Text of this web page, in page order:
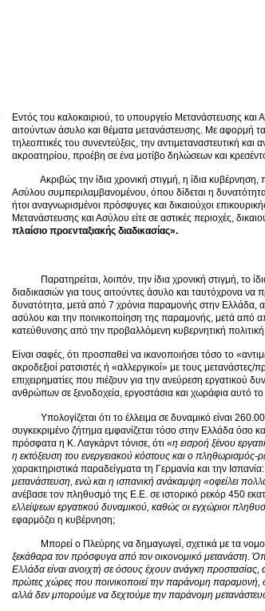
Εντός του καλοκαιριού, το υπουργείο Μετανάστευσης και
αιτούντων άσυλο και θέματα μετανάστευσης. Με αφορμή
τηλεοπτικές του συνεντεύξεις, την αντιμεταναστευτική
ακροατηρίου, προέβη σε ένα μοτίβο δηλώσεων και
Ακριβώς την ίδια χρονική στιγμή, η ίδια κυβέρνηση,
Ασύλου συμπεριλαμβανομένου, όπου δίδεται η
ήτοι αναγνωρισμένοι πρόσφυγες και δικαιούχοι
Μετανάστευσης και Ασύλου είτε σε αστικές περιοχές,
πλαίσιο προενταξιακής διαδικασίας».
Παρατηρείται, λοιπόν, την ίδια χρονική στιγμή, το
διαδικασιών για τους αιτούντες άσυλο και ταυτόχρονα
δυνατότητα, μετά από 7 χρόνια παραμονής στην Ελλάδα,
ασύλου και την ποινικοποίηση της παραμονής, μετά από
κατεύθυνσης από την προβαλλόμενη κυβερνητική πολιτική.
Είναι σαφές, ότι προσπαθεί να ικανοποιήσει τόσο το
ακροδεξιοί ρατσιστές ή «αλλεργικοί» με τους
επιχειρηματίες που πιέζουν για την ανεύρεση
ανθρώπων σε ξενοδοχεία, εργοστάσια και χωράφια αυτό το
Υπολογίζεται ότι το έλλειμα σε δυναμικό είναι
συγκεκριμένο ζήτημα εμφανίζεται τόσο στην Ελλάδα
πρόσφατα η Κ. Λαγκάρντ τόνισε, ότι «η εισροή ξένου
η εκτόξευση του ενεργειακού κόστους και ο πληθωρισμός-
χαρακτηριστικά παραδείγματα τη Γερμανία και την Ισπανία:
μετανάστευση, ενώ και η ισπανική ανάκαμψη «οφείλει
ανέβασε τον πληθυσμό της Ε.Ε. σε ιστορικό ρεκόρ 450
ελλείψεων εργατικού δυναμικού, καθώς οι εγχώριοι
εφαρμόζει η κυβέρνηση;
Μπορεί ο Πλεύρης να δημαγωγεί, σχετικά με τα
ξεκάθαρα τον πρόσφυγα από τον οικονομικό μετανάστη.
Ελλάδα είναι ανοιχτή σε όσους έχουν ανάγκη προστασίας,
πρώτες χώρες που ποινικοποιεί την παράνομη παραμονή,
αλλά δεν μπορούμε να δεχτούμε την παράνομη